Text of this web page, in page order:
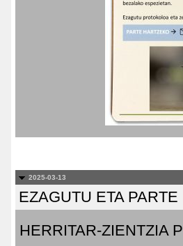
2025-03-13
EZAGUTU ETA
HERRITAR-ZIENTZIA